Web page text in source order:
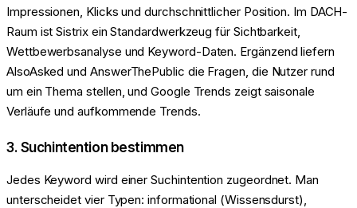
Impressionen, Klicks und durchschnittlicher Position. Im DACH-
Raum ist Sistrix ein Standardwerkzeug für Sichtbarkeit,
Wettbewerbsanalyse und Keyword-Daten. Ergänzend liefern
AlsoAsked und AnswerThePublic die Fragen, die Nutzer rund
um ein Thema stellen, und Google Trends zeigt saisonale
Verläufe und aufkommende Trends.
3. Suchintention bestimmen
Jedes Keyword wird einer Suchintention zugeordnet. Man
unterscheidet vier Typen: informational (Wissensdurst),